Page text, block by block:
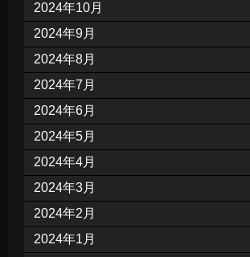
2024年10月
2024年9月
2024年8月
2024年7月
2024年6月
2024年5月
2024年4月
2024年3月
2024年2月
2024年1月